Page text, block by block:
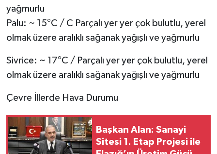
yağmurlu
Palu: ~ 15°C / C Parçalı yer yer çok bulutlu, yerel
olmak üzere aralıklı sağanak yağışlı ve yağmurlu
Sivrice: ~ 17°C / Parçalı yer yer çok bulutlu, yerel
olmak üzere aralıklı sağanak yağışlı ve yağmurlu
Çevre İllerde Hava Durumu
Başkan Alan: Sanayi
Sitesi 1. Etap Projesi ile